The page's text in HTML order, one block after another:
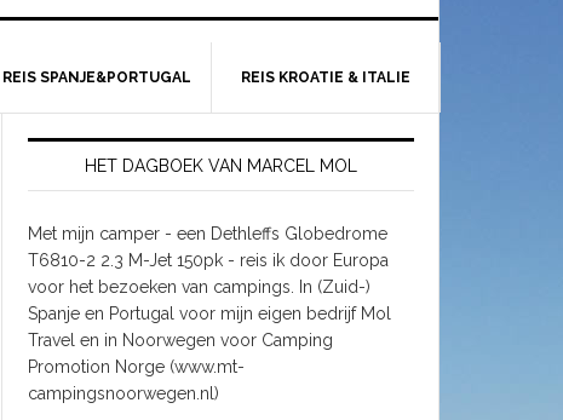
REIS SPANJE&PORTUGAL REIS KROATIE & ITALIE
HET DAGBOEK VAN MARCEL MOL
Met mijn camper - een Dethleffs Globedrome
T6810-2 2.3 M-Jet 150pk - reis ik door Europa
voor het bezoeken van campings. In (Zuid-)
Spanje en Portugal voor mijn eigen bedrijf Mol
Travel en in Noorwegen voor Camping
Promotion Norge (www.mt-
campingsnoorwegen.nl)